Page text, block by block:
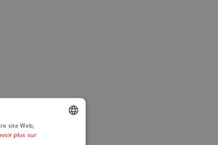
site Web,
plus sur